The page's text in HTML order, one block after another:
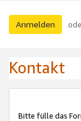
Anmelden
Kontakt
Bitte fülle das